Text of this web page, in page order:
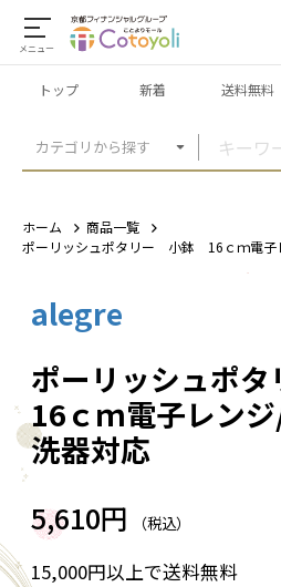
メニュー
カテゴリから探す
トップ 新着 送料無料
ホーム
商品一覧
ポーリッシュポタリー 小鉢 16ｃｍ電子
alegre
ポーリッシュ
16ｃｍ電子レン
洗器対応
5,610円 （税込）
15,000円以上で送料無料